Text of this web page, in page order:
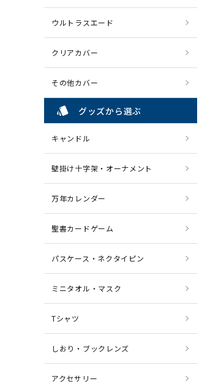
ウルトラスエード
クリアカバー
その他カバー
style グッズから選ぶ
キャンドル
壁掛け十字架・オーナメント
万年カレンダー
聖書カードゲーム
パスケース・ネクタイピン
ミニタオル・マスク
Tシャツ
しおり・ブックレンズ
アクセサリー